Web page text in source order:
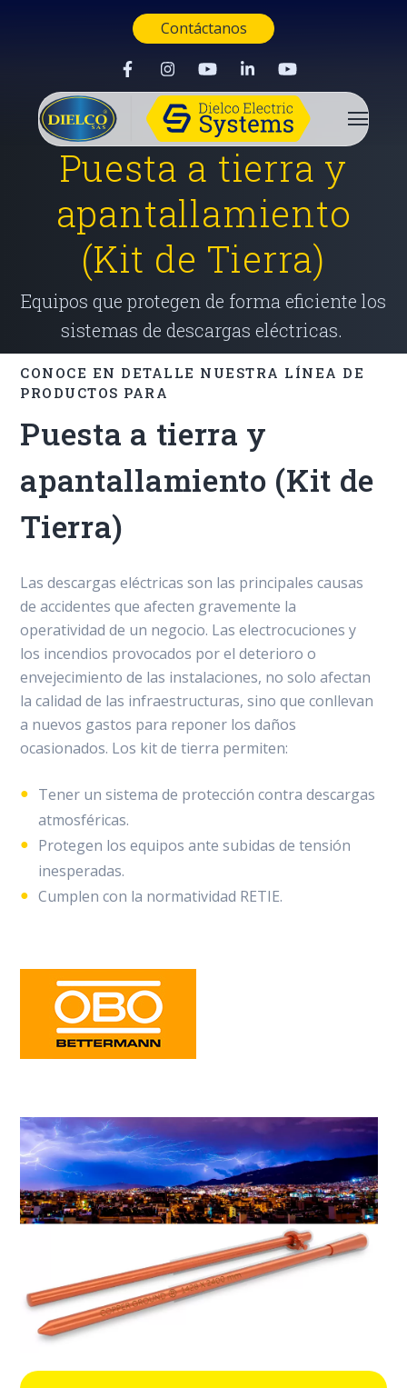
Contáctanos
Puesta a tierra y
apantallamiento
(Kit de Tierra)
Equipos que protegen de forma eficiente los
sistemas de descargas eléctricas.
CONOCE EN DETALLE NUESTRA LÍNEA DE
PRODUCTOS PARA
Puesta a tierra y
apantallamiento (Kit de
Tierra)
Las descargas eléctricas son las principales causas
de accidentes que afecten gravemente la
operatividad de un negocio. Las electrocuciones y
los incendios provocados por el deterioro o
envejecimiento de las instalaciones, no solo afectan
la calidad de las infraestructuras, sino que conllevan
a nuevos gastos para reponer los daños
ocasionados. Los kit de tierra permiten:
Tener un sistema de protección contra descargas
atmosféricas.
Protegen los equipos ante subidas de tensión
inesperadas.
Cumplen con la normatividad RETIE.